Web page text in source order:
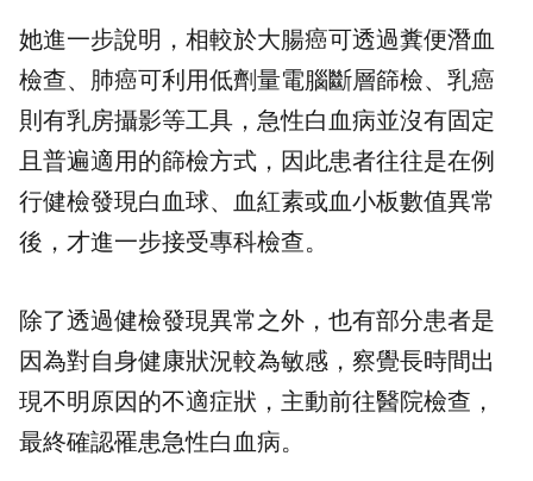
她進一步說明，相較於大腸癌可透過糞便潛血
檢查、肺癌可利用低劑量電腦斷層篩檢、乳癌
則有乳房攝影等工具，急性白血病並沒有固定
且普遍適用的篩檢方式，因此患者往往是在例
行健檢發現白血球、血紅素或血小板數值異常
後，才進一步接受專科檢查。
除了透過健檢發現異常之外，也有部分患者是
因為對自身健康狀況較為敏感，察覺長時間出
現不明原因的不適症狀，主動前往醫院檢查，
最終確認罹患急性白血病。